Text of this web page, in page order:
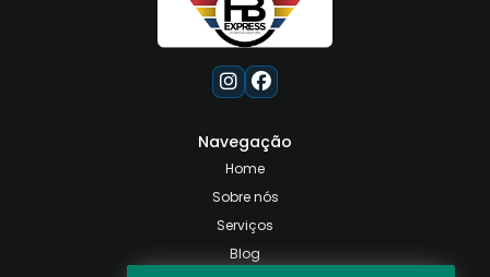
Navegação
Home
Sobre nós
Serviços
Blog